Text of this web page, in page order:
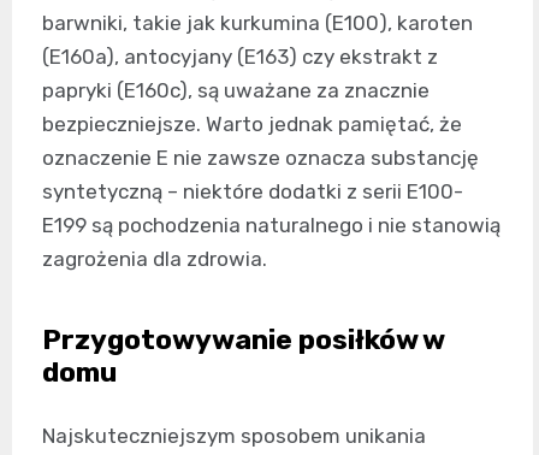
barwniki, takie jak kurkumina (E100), karoten
(E160a), antocyjany (E163) czy ekstrakt z
papryki (E160c), są uważane za znacznie
bezpieczniejsze. Warto jednak pamiętać, że
oznaczenie E nie zawsze oznacza substancję
syntetyczną – niektóre dodatki z serii E100-
E199 są pochodzenia naturalnego i nie stanowią
zagrożenia dla zdrowia.
Przygotowywanie posiłków w
domu
Najskuteczniejszym sposobem unikania